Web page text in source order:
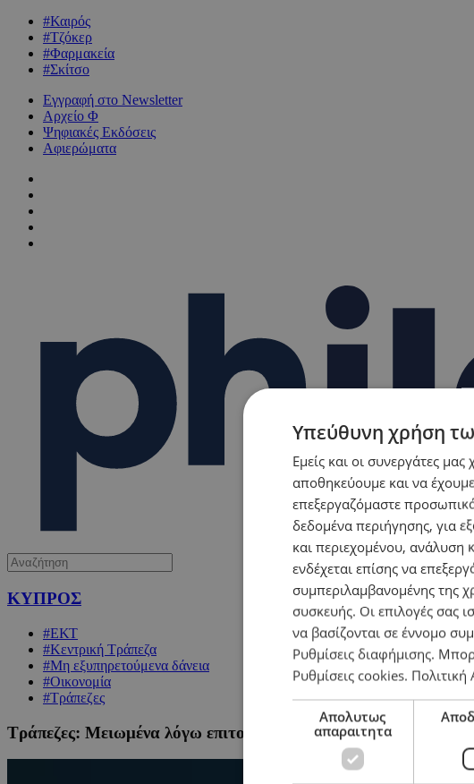
#Καιρός
#Τζόκερ
#Φαρμακεία
#Σκίτσο
Εγγραφή στο Newsletter
Αρχείο Φ
Ψηφιακές Εκδόσεις
Αφιερώματα
ΚΥΠΡΟΣ
#ΕΚΤ
#Κεντρική Τράπεζα
#Μη εξυπηρετούμενα δάνεια
#Οικονομία
#Τράπεζες
Τράπεζες: Μειωμένα λόγω επιτοκίων αλλά παραμένουν
Υπεύθυνη χρήση
Εμείς και οι συνεργάτες
αποθηκεύουμε και να
επεξεργαζόμαστε
δεδομένα περιήγησης, για
και περιεχομένου, ανάλυση
ενδέχεται επίσης να
συμπεριλαμβανομένης της
συσκευής. Οι επιλογές σας
να βασίζονται σε έννομο
Ρυθμίσεις διαφήμισης.
Ρυθμίσεις cookies.
Απολυτως
απαραιτητα